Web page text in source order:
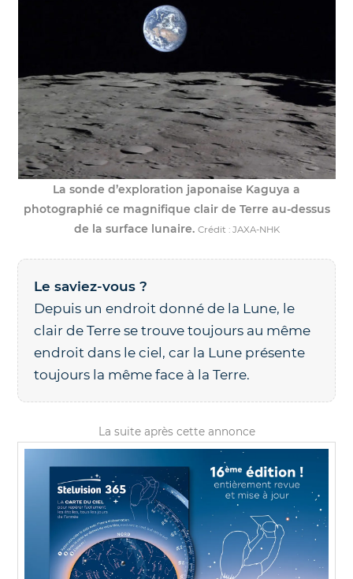
La sonde d’exploration japonaise Kaguya a
photographié ce magnifique clair de Terre au-dessus
de la surface lunaire. Crédit : JAXA-NHK
Le saviez-vous ?
Depuis un endroit donné de la Lune, le
clair de Terre se trouve toujours au même
endroit dans le ciel, car la Lune présente
toujours la même face à la Terre.
La suite après cette annonce